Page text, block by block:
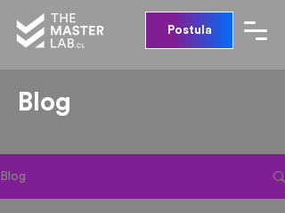
Postula
Blog
Blog